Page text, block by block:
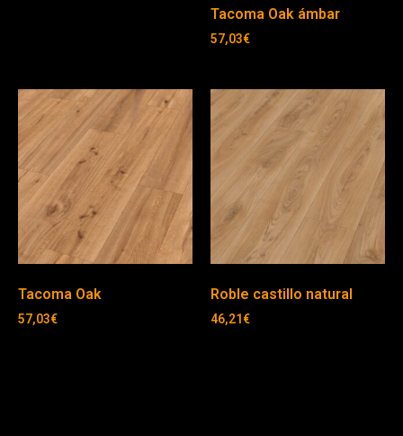
Tacoma Oak ámbar
57,03€
Tacoma Oak
57,03€
Roble castillo natural
46,21€